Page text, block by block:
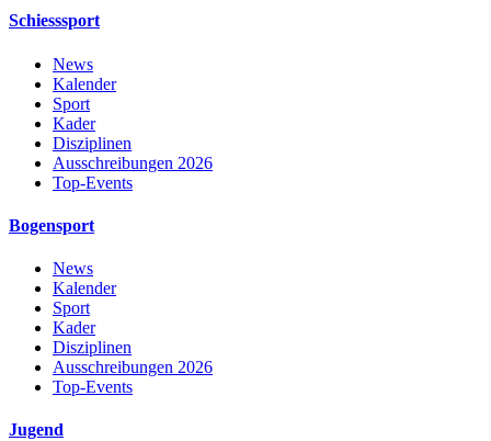
Schiesssport
News
Kalender
Sport
Kader
Disziplinen
Ausschreibungen 2026
Top-Events
Bogensport
News
Kalender
Sport
Kader
Disziplinen
Ausschreibungen 2026
Top-Events
Jugend